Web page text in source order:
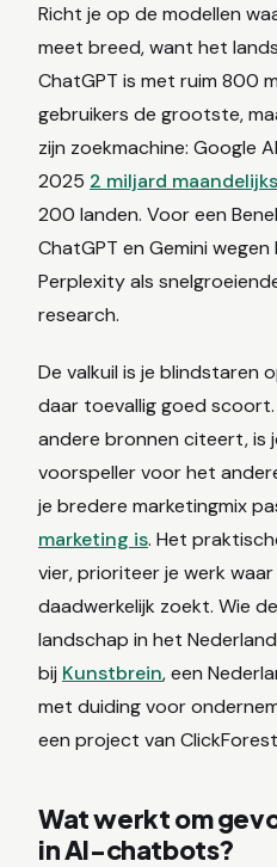
Richt je op de modellen
meet breed, want het
ChatGPT is met ruim 800
gebruikers de grootste,
zijn zoekmachine: Google
2025 2 miljard
200 landen. Voor een
ChatGPT en Gemini
Perplexity als
research.
De valkuil is je blindstaren
daar toevallig goed
andere bronnen citeert, is
voorspeller voor het
je bredere marketingmix
marketing is. Het
vier, prioriteer je werk
daadwerkelijk zoekt. Wie
landschap in het
bij Kunstbrein, een
met duiding voor
een project van
Wat werkt om
in AI-chatbots?